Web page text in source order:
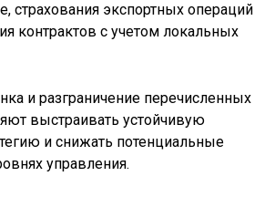
страхования экспортных операций
контрактов с учетом локальных
и разграничение перечисленных
выстраивать устойчивую
и снижать потенциальные
управления.